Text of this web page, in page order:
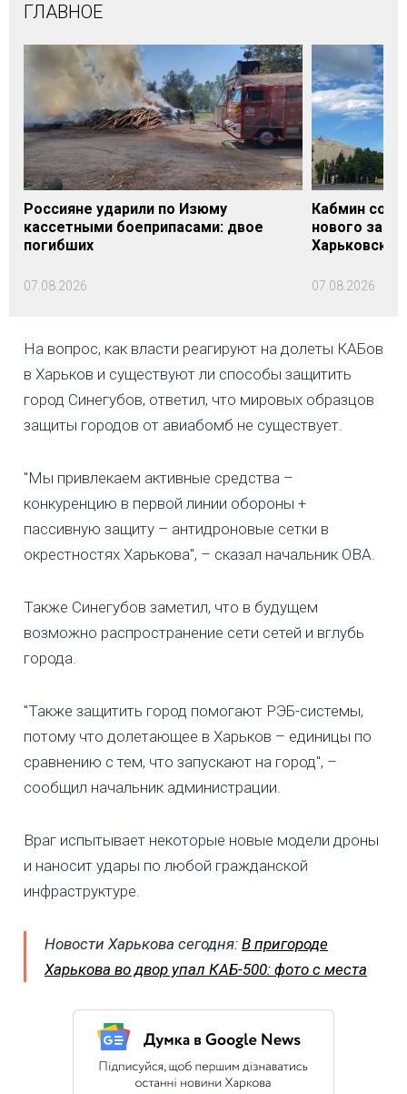
ГЛАВНОЕ
Россияне ударили по Изюму
кассетными боеприпасами: двое
погибших
07.08.2026
Кабмин
нового
07.08.2026
На вопрос, как власти реагируют на долеты КАБов
в Харьков и существуют ли способы защитить
город Синегубов, ответил, что мировых образцов
защиты городов от авиабомб не существует.
"Мы привлекаем активные средства –
конкуренцию в первой линии обороны +
пассивную защиту – антидроновые сетки в
окрестностях Харькова", – сказал начальник ОВА.
Также Синегубов заметил, что в будущем
возможно распространение сети сетей и вглубь
города.
"Также защитить город помогают РЭБ-системы,
потому что долетающее в Харьков – единицы по
сравнению с тем, что запускают на город", –
сообщил начальник администрации.
Враг испытывает некоторые новые модели дроны
и наносит удары по любой гражданской
инфраструктуре.
Новости Харькова сегодня: В пригороде
Харькова во двор упал КАБ-500: фото с места